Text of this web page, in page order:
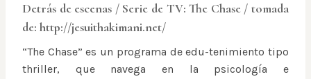
Detrás de escenas / Serie de TV: The Chase / tomada
de: http://jesuithakimani.net/
“The Chase” es un programa de edu-tenimiento tipo
thriller, que navega en la psicología e